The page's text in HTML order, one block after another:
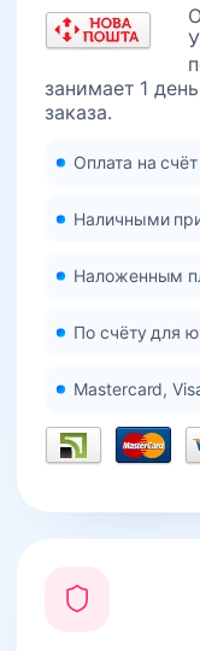
занимает 1
заказа.
Оплата на
Наличными
Наложенным
По счёту для
Mastercard,